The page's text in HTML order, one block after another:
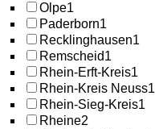
Olpe1
Paderborn1
Recklinghausen1
Remscheid1
Rhein-Erft-Kreis1
Rhein-Kreis Neuss1
Rhein-Sieg-Kreis1
Rheine2